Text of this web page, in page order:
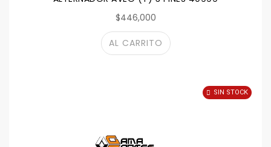
$446,000
AL CARRITO
SIN STOCK